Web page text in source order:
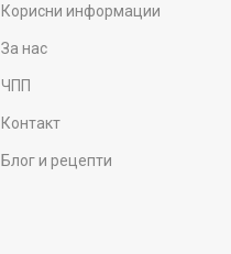
Корисни информации
За нас
ЧПП
Контакт
Блог и рецепти